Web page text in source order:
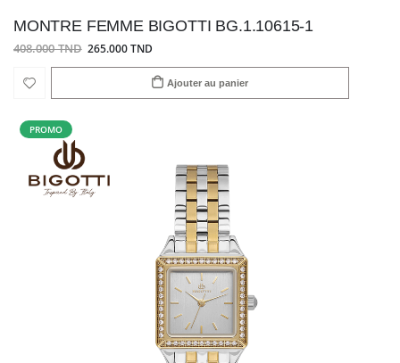
MONTRE FEMME BIGOTTI BG.1.10615-1
408.000 TND 265.000 TND
Ajouter au panier
PROMO